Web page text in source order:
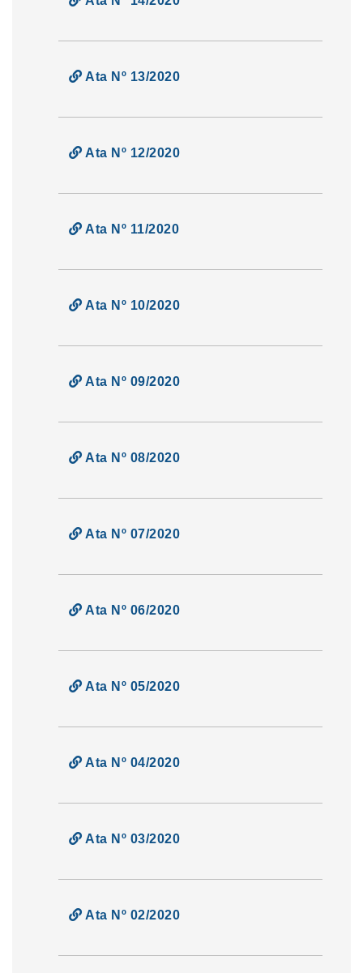
Ata Nº 13/2020
Ata Nº 12/2020
Ata Nº 11/2020
Ata Nº 10/2020
Ata Nº 09/2020
Ata Nº 08/2020
Ata Nº 07/2020
Ata Nº 06/2020
Ata Nº 05/2020
Ata Nº 04/2020
Ata Nº 03/2020
Ata Nº 02/2020